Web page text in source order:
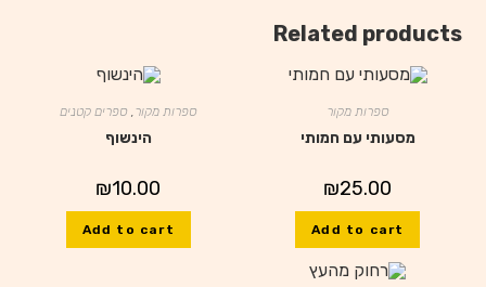
Related products
ספרות מקור
מסעותי עם חמותי
₪25.00
Add to cart
ספרות מקור, ספרים קטנים
הינשוף
₪10.00
Add to cart